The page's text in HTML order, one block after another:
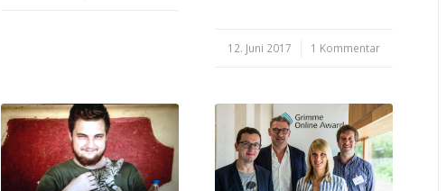
12. Juni 2017
/ 1 Kommentar